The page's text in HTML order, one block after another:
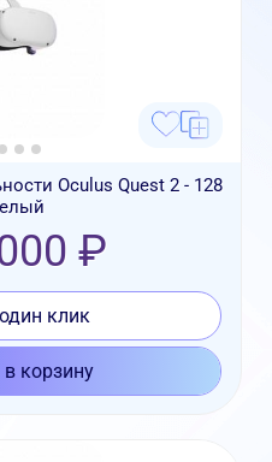
Oculus Quest 2 - 128
₽
клик
корзину